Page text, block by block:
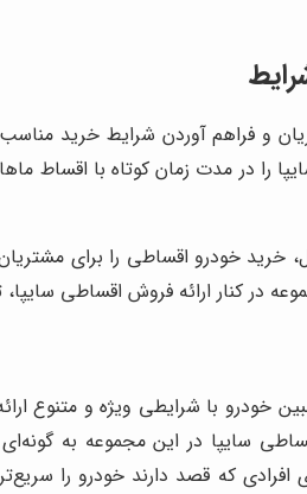
و فراهم آوردن شرایط خرید
را در مدت زمان کوتاه با
خودرو اقساطی را برای
در کنار ارائه فروش اقساطی
با شرایطی ویژه و متنوع
سایپا در این مجموعه به
که قصد دارند خودرو را